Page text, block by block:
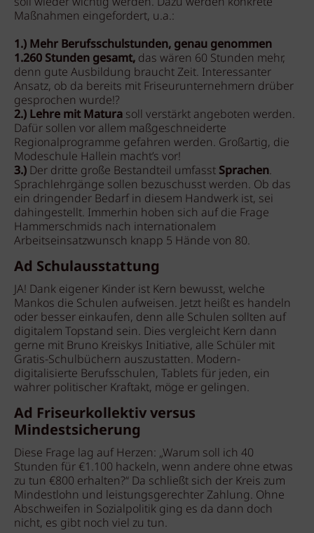
Maßnahmen eingefordert, u.a.:
1.) Mehr Berufsschulstunden, genau genommen
1.260 Stunden gesamt, das wären 60 Stunden mehr,
denn gute Ausbildung braucht Zeit. Interessanter
Ansatz, ob da bereits mit Friseurunternehmern drüber
gesprochen wurde!?
2.) Lehre mit Matura soll verstärkt angeboten werden.
Dafür sollen vor allem maßgeschneiderte
Regionalprogramme gefahren werden. Großartig, die
Modeschule Hallein macht’s vor!
3.) Der dritte große Bestandteil umfasst Sprachen.
Sprachlehrgänge sollen bezuschusst werden. Ob das
ein dringender Bedarf in diesem Handwerk ist, sei
dahingestellt. Immerhin hoben sich auf die Frage
Hammerschmids nach internationalem
Arbeitseinsatzwunsch knapp 5 Hände von 80.
Ad Schulausstattung
JA! Dank eigener Kinder ist Kern bewusst, welche
Mankos die Schulen aufweisen. Jetzt heißt es handeln
oder besser einkaufen, denn alle Schulen sollten auf
digitalem Topstand sein. Dies vergleicht Kern dann
gerne mit Bruno Kreiskys Initiative, alle Schüler mit
Gratis-Schulbüchern auszustatten. Modern-
digitalisierte Berufsschulen, Tablets für jeden, ein
wahrer politischer Kraftakt, möge er gelingen.
Ad Friseurkollektiv versus
Mindestsicherung
Diese Frage lag auf Herzen: „Warum soll ich 40
Stunden für €1.100 hackeln, wenn andere ohne etwas
zu tun €800 erhalten?“ Da schließt sich der Kreis zum
Mindestlohn und leistungsgerechter Zahlung. Ohne
Abschweifen in Sozialpolitik ging es da dann doch
nicht, es gibt noch viel zu tun.